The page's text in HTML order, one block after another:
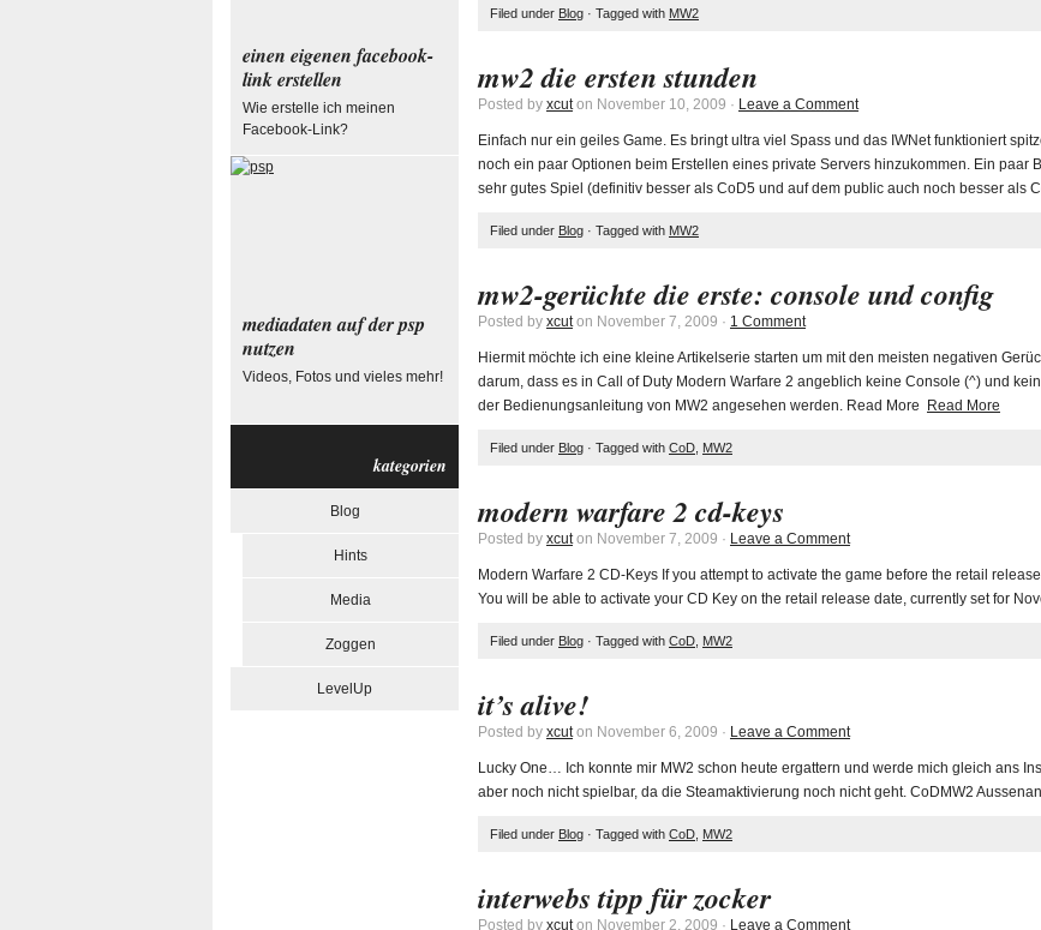
Filed under Blog · Tagged with MW2
mw2 die ersten stunden
Posted by xcuton November 10, 2009 · Leave a Comment
Einfach nur ein geiles Game. Es bringt ultra viel Spass und das IWNet funktioniert
noch ein paar Optionen beim Erstellen eines private Servers hinzukommen. Ein paar
sehr gutes Spiel (definitiv besser als CoD5 und auf dem public auch noch besser als
Filed under Blog · Tagged with MW2
mw2-gerüchte die erste: console und config
Posted by xcuton November 7, 2009 · 1 Comment
Hiermit möchte ich eine kleine Artikelserie starten um mit den meisten negativen
darum, dass es in Call of Duty Modern Warfare 2 angeblich keine Console (^) und
der Bedienungsanleitung von MW2 angesehen werden. Read More
Read More
Filed under Blog · Tagged with CoD MW2
modern warfare 2 cd-keys
Posted by xcuton November 7, 2009 · Leave a Comment
Modern Warfare 2 CD-Keys If you attempt to activate the game before the retail
You will be able to activate your CD Key on the retail release date, currently set for
Filed under Blog · Tagged with CoD MW2
it’s alive!
Posted by xcuton November 6, 2009 · Leave a Comment
Lucky One… Ich konnte mir MW2 schon heute ergattern und werde mich gleich ans
aber noch nicht spielbar, da die Steamaktivierung noch nicht geht. CoDMW2
Filed under Blog · Tagged with CoD MW2
interwebs tipp für zocker
Posted by xcuton November 2, 2009 · Leave a Comment
einen eigenen facebook-
link erstellen
Wie erstelle ich meinen
Facebook-Link?
mediadaten auf der psp
nutzen
Videos, Fotos und vieles mehr!
kategorien
Blog
Hints
Media
Zoggen
LevelUp